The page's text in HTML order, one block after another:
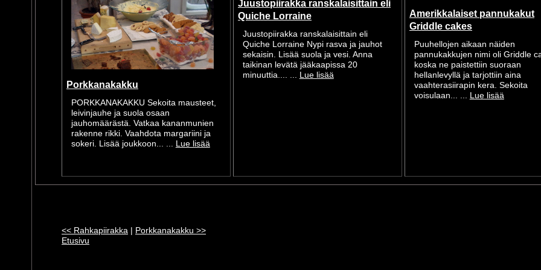
Porkkanakakku
PORKKANAKAKKU Sekoita mausteet,
leivinjauhe ja suola osaan
jauhomäärästä. Vatkaa kananmunien
rakenne rikki. Vaahdota margariini ja
sokeri. Lisää joukkoon... ...
Lue lisää
Juustopiirakka ranskalaisittain eli
Quiche Lorraine
Juustopiirakka ranskalaisittain eli
Quiche Lorraine Nypi rasva ja jauhot
sekaisin. Lisää suola ja vesi. Anna
taikinan levätä jääkaapissa 20
minuuttia.... ... Lue lisää
Amerikkalaiset pannukakut
Griddle cakes
Puuhellojen aikaan näiden
pannukakkujen nimi oli Griddle
koska ne paistettiin suoraan
hellanlevyllä ja tarjottiin aina
vaahterasiirapin kera. Sekoita
voisulaan... ... Lue lisää
<< Rahkapiirakka
Porkkanakakku >>
Etusivu